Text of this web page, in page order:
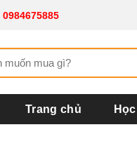
0984675885
Trang chủ